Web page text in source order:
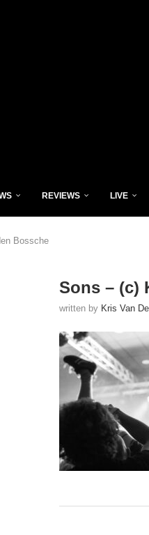
REVIEWS LIVE
Bossche
Sons – (c)
written by Kris Van